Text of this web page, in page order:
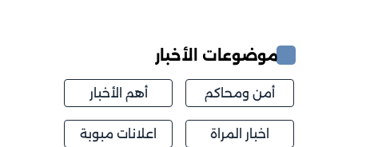
موضوعات الأخبار
أمن ومحاكم أهم الأخبار
اخبار المراة اعلانات مبوبة